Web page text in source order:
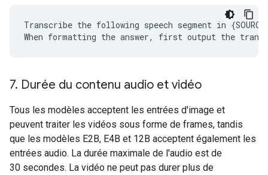
Transcribe the following speech segment in
7. Durée du contenu audio et vidéo
Tous les modèles acceptent les entrées d'image et
peuvent traiter les vidéos sous forme de frames, tandis
que les modèles E2B, E4B et 12B acceptent également les
entrées audio. La durée maximale de l'audio est de
30 secondes. La vidéo ne peut pas durer plus de